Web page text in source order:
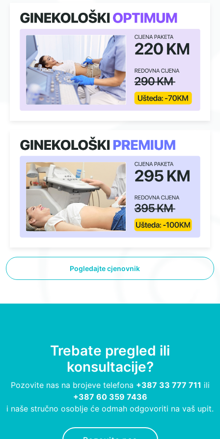
Pogledajte cjenovnik
Trebate pregled ili
konsultacije?
Pozovite nas na brojeve telefona +387 33 777 711 ili
+387 60 359 7436
i naše stručno osoblje će odmah odgovoriti na vaš upit.